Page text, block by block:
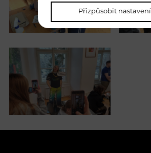
Přizpůsobit nastavení